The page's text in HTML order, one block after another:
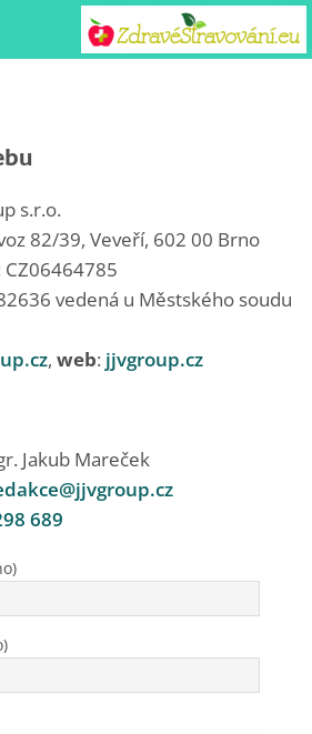
s.r.o.
82/39, Veveří, 602 00 Brno
CZ06464785
vedená u Městského soudu
, web: jjvgroup.cz
Jakub Mareček
689